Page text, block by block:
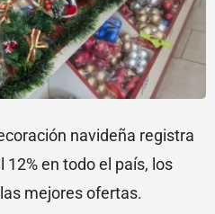
navideña registra
en todo el país, los
mejores ofertas.